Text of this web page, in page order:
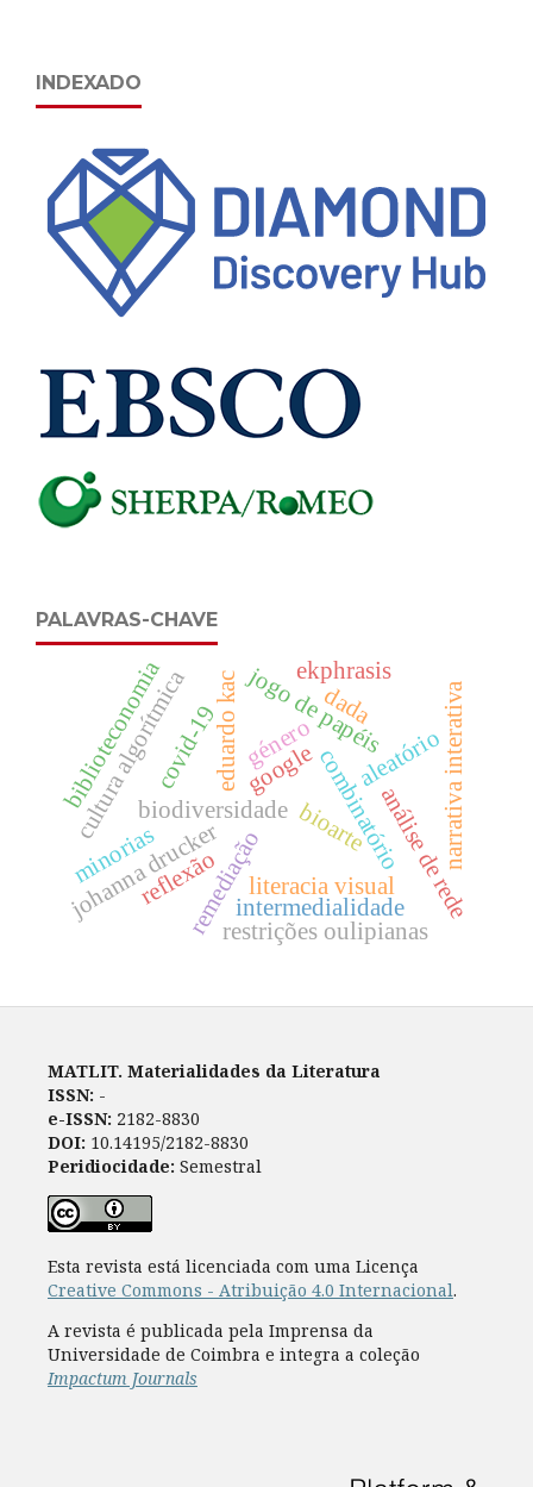
INDEXADO
PALAVRAS-CHAVE
biodiversidade bioarte
combinatório
remediação
google
cultura algorítmica
literacia visual
biblioteconomia
johanna drucker
eduardo kac aleatório
análise de rede
narrativa interativa
reflexão
jogo de papéis
género
intermedialidade
dada
covid-19
ekphrasis
minorias
restrições oulipianas
MATLIT. Materialidades da Literatura
ISSN: -
e-ISSN: 2182-8830
DOI: 10.14195/2182-8830
Peridiocidade: Semestral
Esta revista está licenciada com uma Licença
Creative Commons - Atribuição 4.0 Internacional.
A revista é publicada pela Imprensa da
Universidade de Coimbra e integra a coleção
Impactum Journals